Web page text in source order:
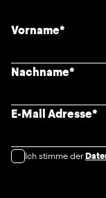
Vorname*
Nachname*
E-Mail Adresse*
Ich stimme der